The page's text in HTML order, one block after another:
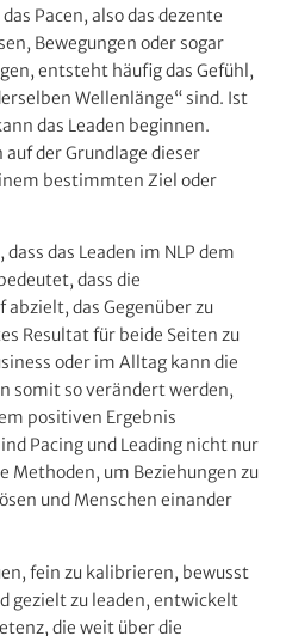
Pacen, also das dezente
Bewegungen oder sogar
entsteht häufig das Gefühl,
Wellenlänge“ sind. Ist
das Leaden beginnen.
der Grundlage dieser
bestimmten Ziel oder
das Leaden im NLP dem
dass die
das Gegenüber zu
Resultat für beide Seiten zu
oder im Alltag kann die
somit so verändert werden,
positiven Ergebnis
Pacing und Leading nicht nur
Methoden, um Beziehungen zu
und Menschen einander
fein zu kalibrieren, bewusst
gezielt zu leaden, entwickelt
die weit über die